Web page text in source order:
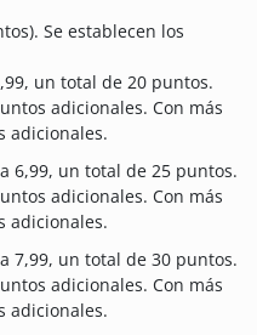
Se establecen los
un total de 20 puntos.
adicionales. Con más
adicionales.
6,99, un total de 25 puntos.
adicionales. Con más
adicionales.
7,99, un total de 30 puntos.
adicionales. Con más
adicionales.